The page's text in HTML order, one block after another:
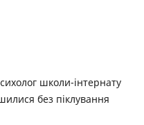
школи-інтернату
без піклування